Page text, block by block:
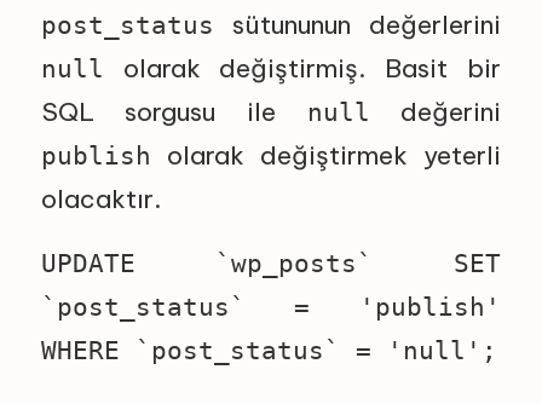
post_status sütununun değerlerini
null
olarak değiştirmiş. Basit bir
SQL sorgusu ile
null değerini
publish
olarak değiştirmek yeterli
olacaktır.
UPDATE `wp_posts` SET
`post_status` = 'publish'
WHERE `post_status` = 'null';